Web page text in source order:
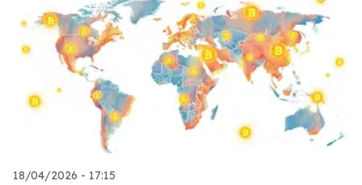
18/04/2026 - 17:15